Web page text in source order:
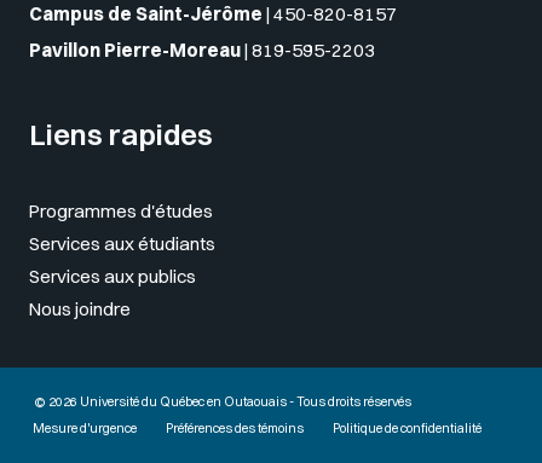
Campus de Saint-Jérôme | 450-820-8157
Pavillon Pierre-Moreau| 819-595-2203
Liens rapides
Programmes d'études
Services aux étudiants
Services aux publics
Nous joindre
© 2026 Université du Québec en Outaouais - Tous droits réservés
Mesure d'urgence
Préférences des témoins Politique de confidentialité